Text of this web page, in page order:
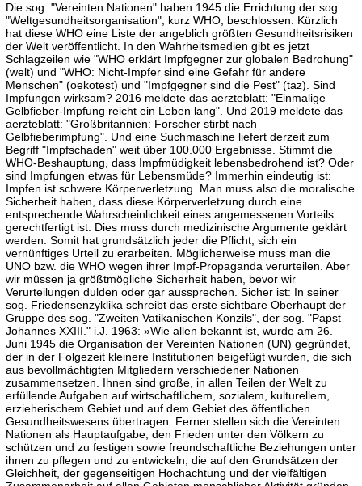
Die sog. "Vereinten Nationen" haben 1945 die Errichtung der sog.
"Weltgesundheitsorganisation", kurz WHO, beschlossen. Kürzlich
hat diese WHO eine Liste der angeblich größten Gesundheitsrisiken
der Welt veröffentlicht. In den Wahrheitsmedien gibt es jetzt
Schlagzeilen wie "WHO erklärt Impfgegner zur globalen Bedrohung"
(welt) und "WHO: Nicht-Impfer sind eine Gefahr für andere
Menschen" (oekotest) und "Impfgegner sind die Pest" (taz). Sind
Impfungen wirksam? 2016 meldete das aerzteblatt: "Einmalige
Gelbfieber-Impfung reicht ein Leben lang". Und 2019 meldete das
aerzteblatt: "Großbritannien: Forscher stirbt nach
Gelbfieberimpfung". Und eine Suchmaschine liefert derzeit zum
Begriff "Impfschaden" weit über 100.000 Ergebnisse. Stimmt die
WHO-Beshauptung, dass Impfmüdigkeit lebensbedrohend ist? Oder
sind Impfungen etwas für Lebensmüde? Immerhin eindeutig ist:
Impfen ist schwere Körperverletzung. Man muss also die moralische
Sicherheit haben, dass diese Körperverletzung durch eine
entsprechende Wahrscheinlichkeit eines angemessenen Vorteils
gerechtfertigt ist. Dies muss durch medizinische Argumente geklärt
werden. Somit hat grundsätzlich jeder die Pflicht, sich ein
vernünftiges Urteil zu erarbeiten. Möglicherweise muss man die
UNO bzw. die WHO wegen ihrer Impf-Propaganda verurteilen. Aber
wir müssen ja größtmögliche Sicherheit haben, bevor wir
Verurteilungen dulden oder gar aussprechen. Sicher ist: In seiner
sog. Friedensenzyklika schreibt das erste sichtbare Oberhaupt der
Gruppe des sog. "Zweiten Vatikanischen Konzils", der sog. "Papst
Johannes XXIII." i.J. 1963: »Wie allen bekannt ist, wurde am 26.
Juni 1945 die Organisation der Vereinten Nationen (UN) gegründet,
der in der Folgezeit kleinere Institutionen beigefügt wurden, die sich
aus bevollmächtigten Mitgliedern verschiedener Nationen
zusammensetzen. Ihnen sind große, in allen Teilen der Welt zu
erfüllende Aufgaben auf wirtschaftlichem, sozialem, kulturellem,
erzieherischem Gebiet und auf dem Gebiet des öffentlichen
Gesundheitswesens übertragen. Ferner stellen sich die Vereinten
Nationen als Hauptaufgabe, den Frieden unter den Völkern zu
schützen und zu festigen sowie freundschaftliche Beziehungen unter
ihnen zu pflegen und zu entwickeln, die auf den Grundsätzen der
Gleichheit, der gegenseitigen Hochachtung und der vielfältigen